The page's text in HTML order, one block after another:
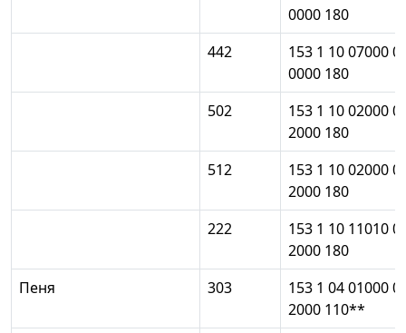
0000 180
442
153 1 10 07000
0000 180
502
153 1 10 02000
2000 180
512
153 1 10 02000
2000 180
222
153 1 10 11010
2000 180
Пеня
303
153 1 04 01000
2000 110**